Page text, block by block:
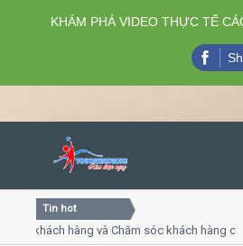
Close
Tin hot
hàng và Chăm sóc khách hàng chuyên
KHÁM PHÁ VIDEO THỰC TẾ